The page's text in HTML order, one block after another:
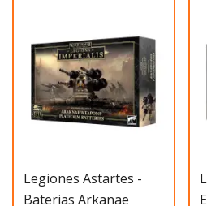
Legiones Astartes -
Baterias Arkanae